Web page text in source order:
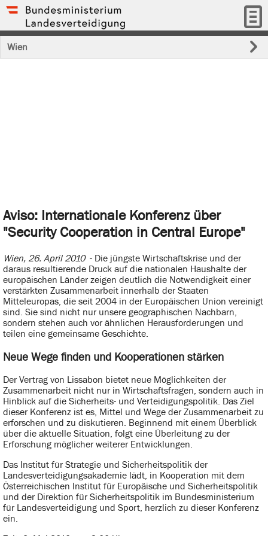
Wien
Aviso: Internationale Konferenz über
"Security Cooperation in Central Europe"
Wien, 26. April 2010 - Die jüngste Wirtschaftskrise und der
daraus resultierende Druck auf die nationalen Haushalte der
europäischen Länder zeigen deutlich die Notwendigkeit einer
verstärkten Zusammenarbeit innerhalb der Staaten
Mitteleuropas, die seit 2004 in der Europäischen Union vereinigt
sind. Sie sind nicht nur unsere geographischen Nachbarn,
sondern stehen auch vor ähnlichen Herausforderungen und
teilen eine gemeinsame Geschichte.
Neue Wege finden und Kooperationen stärken
Der Vertrag von Lissabon bietet neue Möglichkeiten der
Zusammenarbeit nicht nur in Wirtschaftsfragen, sondern auch in
Hinblick auf die Sicherheits- und Verteidigungspolitik. Das Ziel
dieser Konferenz ist es, Mittel und Wege der Zusammenarbeit zu
erforschen und zu diskutieren. Beginnend mit einem Überblick
über die aktuelle Situation, folgt eine Überleitung zu der
Erforschung möglicher weiterer Entwicklungen.
Das Institut für Strategie und Sicherheitspolitik der
Landesverteidigungsakademie lädt, in Kooperation mit dem
Österreichischen Institut für Europäische und Sicherheitspolitik
und der Direktion für Sicherheitspolitik im Bundesministerium
für Landesverteidigung und Sport, herzlich zu dieser Konferenz
ein.